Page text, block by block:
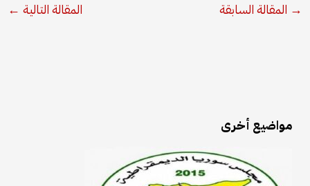
→ المقالة السابقة المقالة التالية ←
مواضيع أخرى